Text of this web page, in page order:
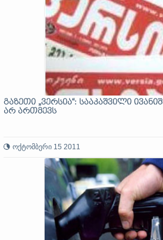
გაზეთი „ვერსია“: სააკაშვილი
არ ართმევს
ოქტომბერი 15 2011